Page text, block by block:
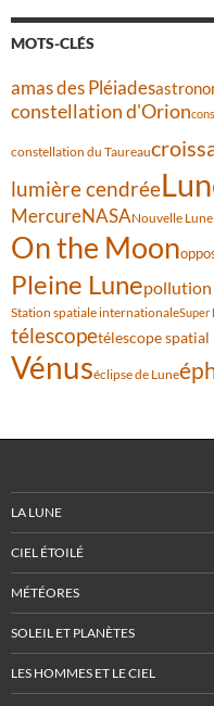
MOTS-CLÉS
amas des Pléiades
constellation d'Orion
constellation du Taureau
lumière cendrée
MercureNASANouvelle Lune
On the Moon
Pleine Lunepollution
Station spatiale internationaleSuper
télescopetélescope
Vénuséclipse de Lune
LA LUNE
CIEL ÉTOILÉ
MÉTÉORES
SOLEIL ET PLANÈTES
LES HOMMES ET LE CIEL